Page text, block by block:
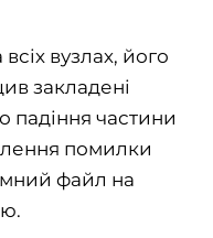
вузлах, його
закладені
частини
помилки
файл на